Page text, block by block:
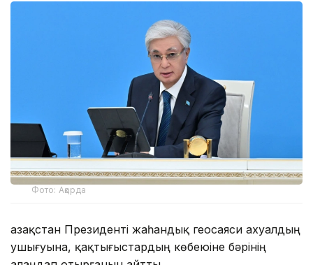
Фото: Ақорда
Қазақстан Президенті жаһандық геосаяси ахуалдың
ушығуына, қақтығыстардың көбеюіне бәрінің